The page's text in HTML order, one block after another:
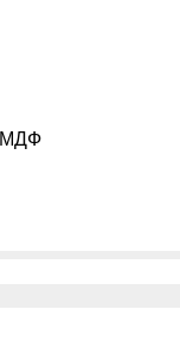
МДФ